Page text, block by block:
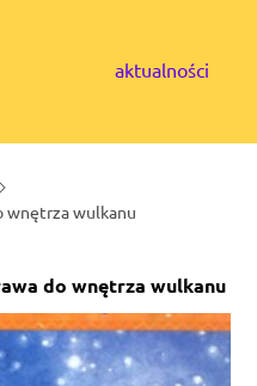
aktualności
wnętrza wulkanu
do wnętrza wulkanu